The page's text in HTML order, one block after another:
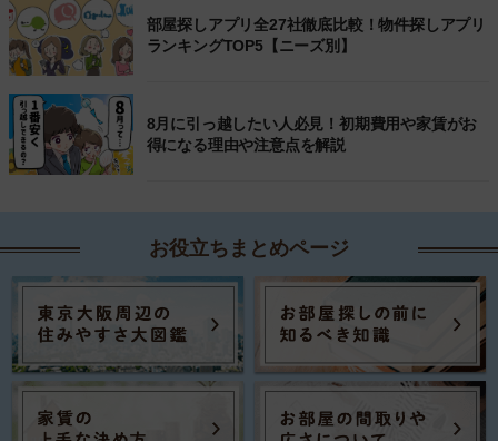
部屋探しアプリ全27社徹底比較！物件探しアプリ
ランキングTOP5【ニーズ別】
8月に引っ越したい人必見！初期費用や家賃がお
得になる理由や注意点を解説
お役立ちまとめページ